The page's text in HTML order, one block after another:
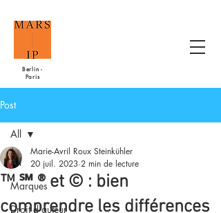
Berlin -
Paris
Post
All
Marques
Droit d'auteur
All
™ ℠ ® et © : bien
comprendre les différences
Marie-Avril Roux Steinkühler
20 juil. 2023 2 min de lecture